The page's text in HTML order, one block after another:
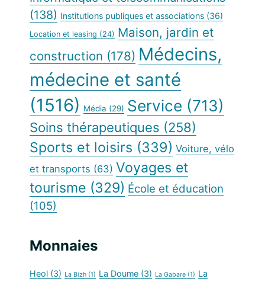
(138) Institutions publiques et associations (36)
Location et leasing (24) Maison, jardin et
construction (178) Médecins,
médecine et santé
(1516) Média (29) Service (713)
Soins thérapeutiques (258)
Sports et loisirs (339) Voiture, vélo
et transports (63) Voyages et
tourisme (329) École et éducation
(105)
Monnaies
Heol (3) La Bizh (1) La Doume (3) La Gabare (1) La